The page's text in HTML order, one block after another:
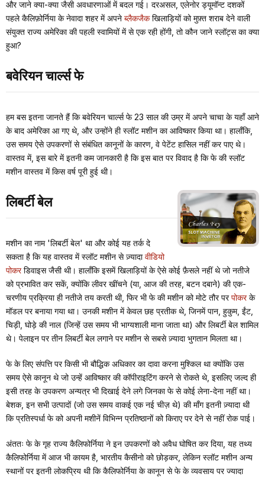
और जाने क्या-क्या जैसी अवधारणाओं में बदल गई। दरअसल, एलेनोर ड्यूमॉन्ट दशकों
पहले कैलिफ़ोर्निया के नेवादा शहर में अपने ब्लैकजैकखिलाड़ियों को मुफ़्त शराब देने वाली
संयुक्त राज्य अमेरिका की पहली स्वामियों में से एक रही होंगी, तो कौन जाने स्लॉट्स का क्या
हुआ?
बवेरियन चार्ल्स फे
हम बस इतना जानते हैं कि बवेरियन चार्ल्स फे 23 साल की उम्र में अपने चाचा के यहाँ आने
के बाद अमेरिका आ गए थे, और उन्होंने ही स्लॉट मशीन का आविष्कार किया था। हालाँकि,
उस समय ऐसे उपकरणों से संबंधित कानूनों के कारण, वे पेटेंट हासिल नहीं कर पाए थे।
वास्तव में, इस बारे में इतनी कम जानकारी है कि इस बात पर विवाद है कि फे की स्लॉट
मशीन वास्तव में किस वर्ष पूरी हुई थी।
लिबर्टी बेल
मशीन का नाम 'लिबर्टी बेल' था और कोई यह तर्क दे
सकता है कि यह वास्तव में स्लॉट मशीन से ज़्यादावीडियो
पोकरडिवाइस जैसी थी। हालाँकि इसमें खिलाड़ियों के ऐसे कोई फ़ैसले नहीं थे जो नतीजे
को प्रभावित कर सकें, क्योंकि लीवर खींचने (या, आज की तरह, बटन दबाने) की एक-
चरणीय प्रक्रिया ही नतीजे तय करती थी, फिर भी फे की मशीन को मोटे तौर परपोकरके
मॉडल पर बनाया गया था। उनकी मशीन में केवल छह प्रतीक थे, जिनमें पान, हुकुम, ईंट,
चिड़ी, घोड़े की नाल (जिन्हें उस समय भी भाग्यशाली माना जाता था) और लिबर्टी बेल शामिल
थे। पेलाइन पर तीन लिबर्टी बेल लगाने पर मशीन से सबसे ज़्यादा भुगतान मिलता था।
फे के लिए संपत्ति पर किसी भी बौद्धिक अधिकार का दावा करना मुश्किल था क्योंकि उस
समय ऐसे कानून थे जो उन्हें आविष्कार की कॉपीराइटिंग करने से रोकते थे, इसलिए जल्द ही
इसी तरह के उपकरण अन्यत्र भी दिखाई देने लगे जिनका फे से कोई लेना-देना नहीं था।
बेशक, इन सभी उत्पादों (जो उस समय वाकई एक नई चीज़ थे) की माँग इतनी ज़्यादा थी
कि प्रतिस्पर्धा फे को अपनी मशीनें विभिन्न प्रतिष्ठानों को किराए पर देने से नहीं रोक पाई।
अंततः फे के गृह राज्य कैलिफोर्निया ने इन उपकरणों को अवैध घोषित कर दिया, यह तथ्य
कैलिफोर्निया में आज भी कायम है, भारतीय कैसीनो को छोड़कर, लेकिन स्लॉट मशीन अन्य
स्थानों पर इतनी लोकप्रिय थी कि कैलिफोर्निया के कानून से फे के व्यवसाय पर ज्यादा